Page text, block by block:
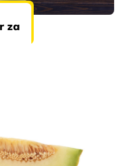
za